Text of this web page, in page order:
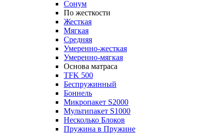
Сонум
По жесткости
Жесткая
Мягкая
Средняя
Умеренно-жесткая
Умеренно-мягкая
Основа матраса
TFK 500
Беспружинный
Боннель
Микропакет S2000
Мультипакет S1000
Несколько Блоков
Пружина в Пружине